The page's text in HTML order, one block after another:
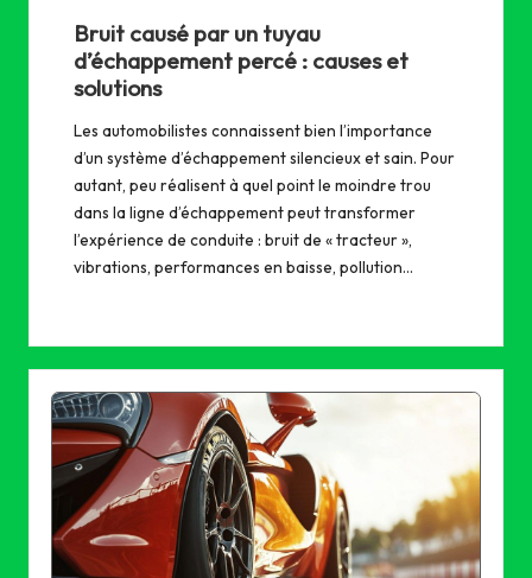
Bruit causé par un tuyau
d’échappement percé : causes et
solutions
Les automobilistes connaissent bien l’importance
d’un système d’échappement silencieux et sain. Pour
autant, peu réalisent à quel point le moindre trou
dans la ligne d’échappement peut transformer
l’expérience de conduite : bruit de « tracteur »,
vibrations, performances en baisse, pollution…